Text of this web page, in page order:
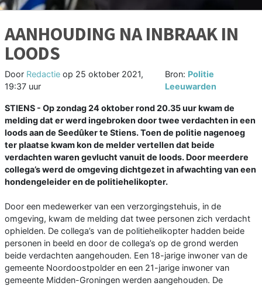
AANHOUDING NA INBRAAK IN
LOODS
Door Redactie op 25 oktober 2021,
19:37 uur
Bron: Politie
Leeuwarden
STIENS - Op zondag 24 oktober rond 20.35 uur kwam de
melding dat er werd ingebroken door twee verdachten in een
loods aan de Seedûker te Stiens. Toen de politie nagenoeg
ter plaatse kwam kon de melder vertellen dat beide
verdachten waren gevlucht vanuit de loods. Door meerdere
collega’s werd de omgeving dichtgezet in afwachting van een
hondengeleider en de politiehelikopter.
Door een medewerker van een verzorgingstehuis, in de
omgeving, kwam de melding dat twee personen zich verdacht
ophielden. De collega’s van de politiehelikopter hadden beide
personen in beeld en door de collega’s op de grond werden
beide verdachten aangehouden. Een 18-jarige inwoner van de
gemeente Noordoostpolder en een 21-jarige inwoner van
gemeente Midden-Groningen werden aangehouden. De